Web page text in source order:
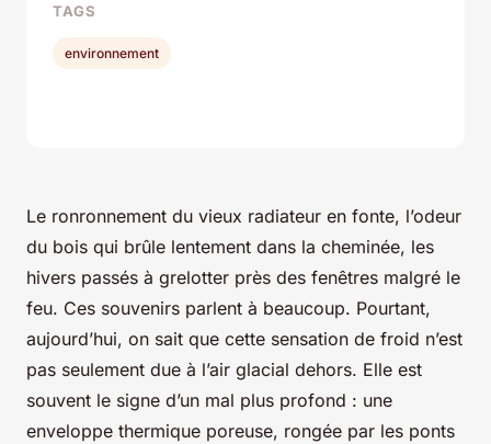
Le ronronnement du vieux radiateur en fonte, l’odeur
du bois qui brûle lentement dans la cheminée, les
hivers passés à grelotter près des fenêtres malgré le
feu. Ces souvenirs parlent à beaucoup. Pourtant,
aujourd’hui, on sait que cette sensation de froid n’est
pas seulement due à l’air glacial dehors. Elle est
souvent le signe d’un mal plus profond : une
enveloppe thermique poreuse, rongée par les ponts
TAGS
environnement